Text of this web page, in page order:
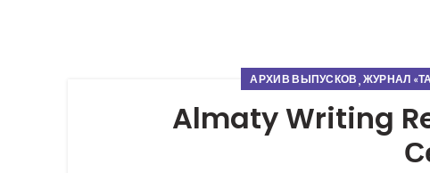
АРХИВ ВЫПУСКОВ , ЖУРНАЛ
Almaty Writing